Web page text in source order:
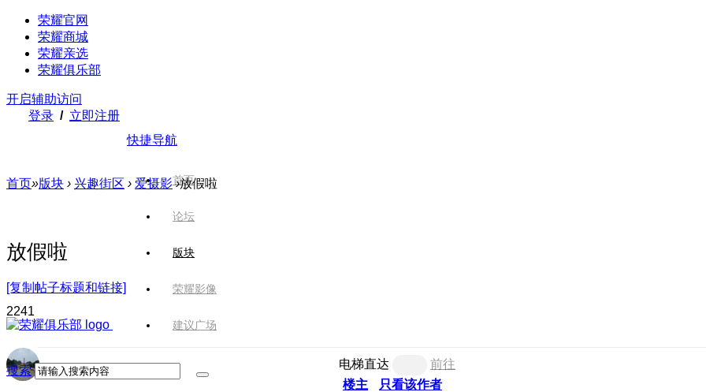
荣耀官网
荣耀商城
荣耀亲选
荣耀俱乐部
开启辅助访问
登录 / 立即注册
快捷导航
首页
论坛
版块
荣耀影像
建议广场
搜索
首页»版块 › 兴趣街区 › 爱摄影 ›放假啦
放假啦
[复制帖子标题和链接]
2241
电梯直达
前往
楼主
只看该作者